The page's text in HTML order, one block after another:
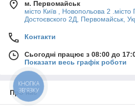
м. Первомайськ
місто Київ , Новопольова 2
Достоєвского 2Д, Первомайськ,
Контакти
Сьогодні працює з 08:00 до
Показати весь графік роботи
Про нас
КНОПКА
ЗВ'ЯЗКУ